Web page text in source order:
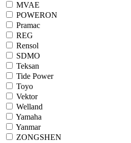
MVAE
POWERON
Pramac
REG
Rensol
SDMO
Teksan
Tide Power
Toyo
Vektor
Welland
Yamaha
Yanmar
ZONGSHEN